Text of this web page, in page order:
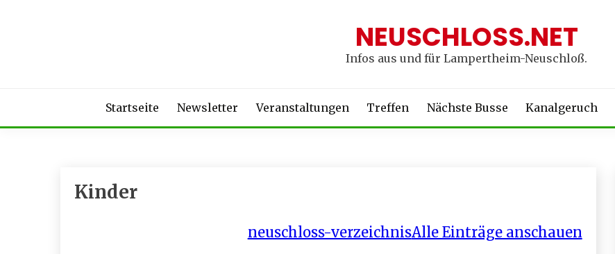
NEUSCHLOSS.NET
Infos aus und für Lampertheim-Neuschloß.
Startseite Newsletter Veranstaltungen Treffen Nächste Busse Kanalgeruch
Kinder
neuschloss-verzeichnisAlle Einträge anschauen